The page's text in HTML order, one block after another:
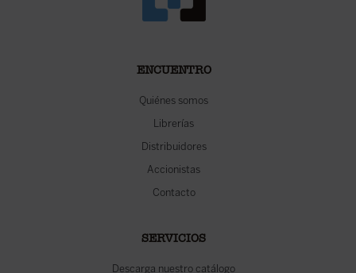
ENCUENTRO
Quiénes somos
Librerías
Distribuidores
Accionistas
Contacto
SERVICIOS
Descarga nuestro catálogo